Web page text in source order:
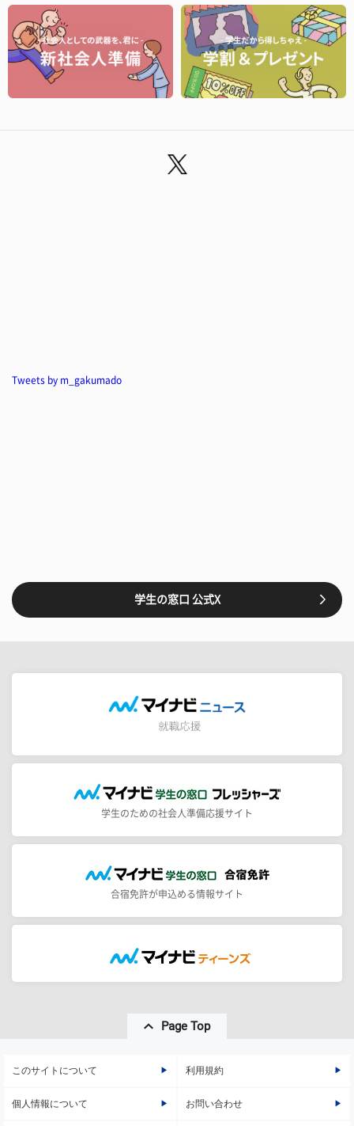
Tweets by m_gakumado
学生の窓口 公式X
学生のための社会人準備応援サイト
合宿免許が申込める情報サイト
Page Top
このサイトについて 利用規約
個人情報について お問い合わせ